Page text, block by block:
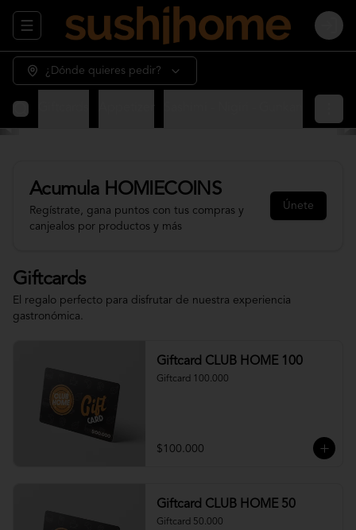
Abrir menu de navegación Login
¿Dónde quieres pedir?
Acumula HOMIECOINS
Regístrate, gana puntos con tus compras y
canjealos por productos y más
Únete
Giftcards
El regalo perfecto para disfrutar de nuestra experiencia
gastronómica.
Giftcard CLUB HOME 100
Giftcard 100.000
$100.000
Giftcard CLUB HOME 50
Giftcard 50.000